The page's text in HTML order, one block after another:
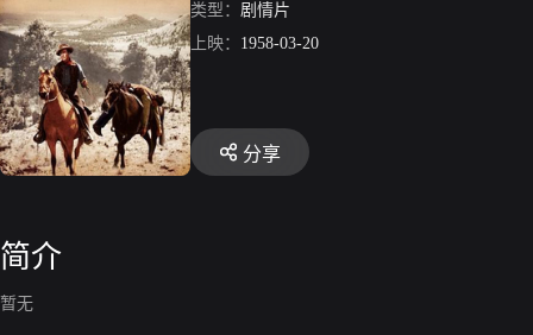
类型： 剧情片
上映： 1958-03-20
分享
简介
暂无